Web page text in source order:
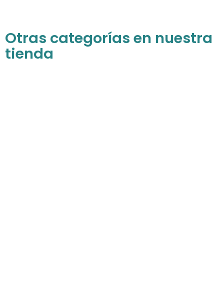
Otras categorías en nuestra
tienda